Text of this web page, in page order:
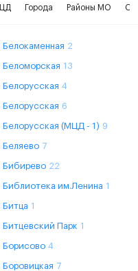
Города Районы МО
Белокаменная 2
Беломорская 13
Белорусская 4
Белорусская 6
Белорусская (МЦД - 1) 9
Беляево 7
Бибирево 22
Библиотека им.Ленина 1
Битца 1
Битцевский Парк 1
Борисово 4
Боровицкая 7